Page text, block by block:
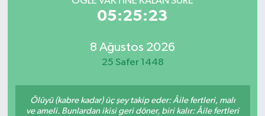
05:25:23
8 Ağustos 2026
25 Safer 1448
Ölüyü (kabre kadar) üç şey takip eder: Âile fertleri, malı
ve ameli. Bunlardan ikisi geri döner, biri kalır: Âile fertleri
Sağlık